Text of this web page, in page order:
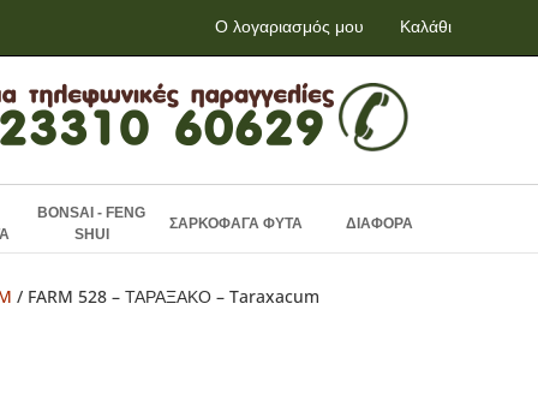
Ο λογαριασμός μου Καλάθι
BONSAI - FENG
SHUI
ΣΑΡΚΟΦΑΓΑ ΦΥΤΑ ΔΙΑΦΟΡΑ
/ FARM 528 – ΤΑΡΑΞΑΚΟ – Taraxacum